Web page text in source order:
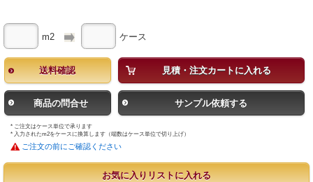
m2 ケース
送料確認 見積・注文カートに入れる
商品の問合せ サンプル依頼する
* ご注文はケース単位で承ります
* 入力されたm2をケースに換算します（端数はケース単位で切り上げ）
ご注文の前にご確認ください
お気に入りリストに入れる